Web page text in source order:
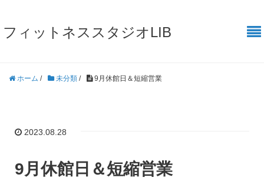
フィットネススタジオLIB
ホーム / 未分類 / 9月休館日＆短縮営業
2023.08.28
9月休館日＆短縮営業